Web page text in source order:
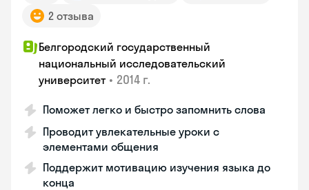
2 отзыва
Белгородский государственный
национальный исследовательский
университет • 2014 г.
Поможет легко и быстро запомнить слова
Проводит увлекательные уроки с
элементами общения
Поддержит мотивацию изучения языка до
конца